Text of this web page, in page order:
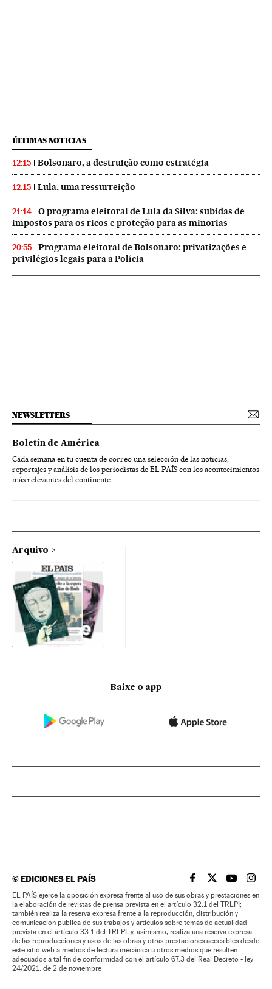
ÚLTIMAS NOTICIAS
12:15 Bolsonaro, a destruição como estratégia
12:15 Lula, uma ressurreição
21:14
O programa eleitoral de Lula da Silva: subidas de
impostos para os ricos e proteção para as minorias
20:55
Programa eleitoral de Bolsonaro: privatizações e
privilégios legais para a Polícia
NEWSLETTERS
Boletín de América
Cada semana en tu cuenta de correo una selección de las noticias,
reportajes y análisis de los periodistas de EL PAÍS con los acontecimientos
más relevantes del continente.
Arquivo
Baixe o app
©EDICIONES EL PAÍS EL PAÍS BRASIL EN
EL PAÍSEL PAÍS
EL
EL PAÍS ejerce la oposición expresa frente al uso de sus obras y prestaciones en
la elaboración de revistas de prensa prevista en el artículo 32.1 del TRLPI;
también realiza la reserva expresa frente a la reproducción, distribución y
comunicación pública de sus trabajos y artículos sobre temas de actualidad
prevista en el artículo 33.1 del TRLPI; y, asimismo, realiza una reserva expresa
de las reproducciones y usos de las obras y otras prestaciones accesibles desde
este sitio web a medios de lectura mecánica u otros medios que resulten
adecuados a tal fin de conformidad con el artículo 67.3 del Real Decreto - ley
24/2021, de 2 de noviembre